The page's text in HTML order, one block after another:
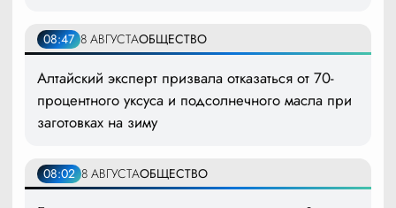
08:47 8 АВГУСТАОБЩЕСТВО
Алтайский эксперт призвала отказаться от 70-
процентного уксуса и подсолнечного масла при
заготовках на зиму
08:02 8 АВГУСТАОБЩЕСТВО